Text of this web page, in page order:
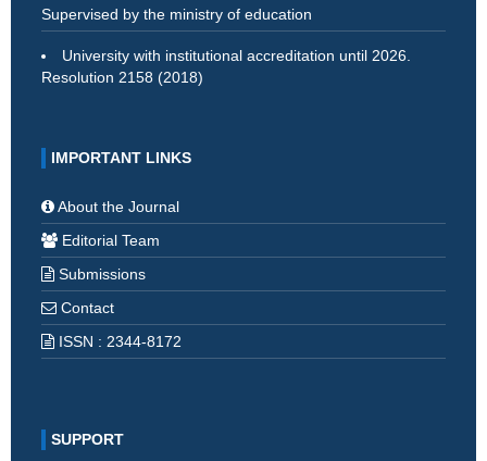
Supervised by the ministry of education
University with institutional accreditation until 2026.
Resolution 2158 (2018)
IMPORTANT LINKS
About the Journal
Editorial Team
Submissions
Contact
ISSN : 2344-8172
SUPPORT